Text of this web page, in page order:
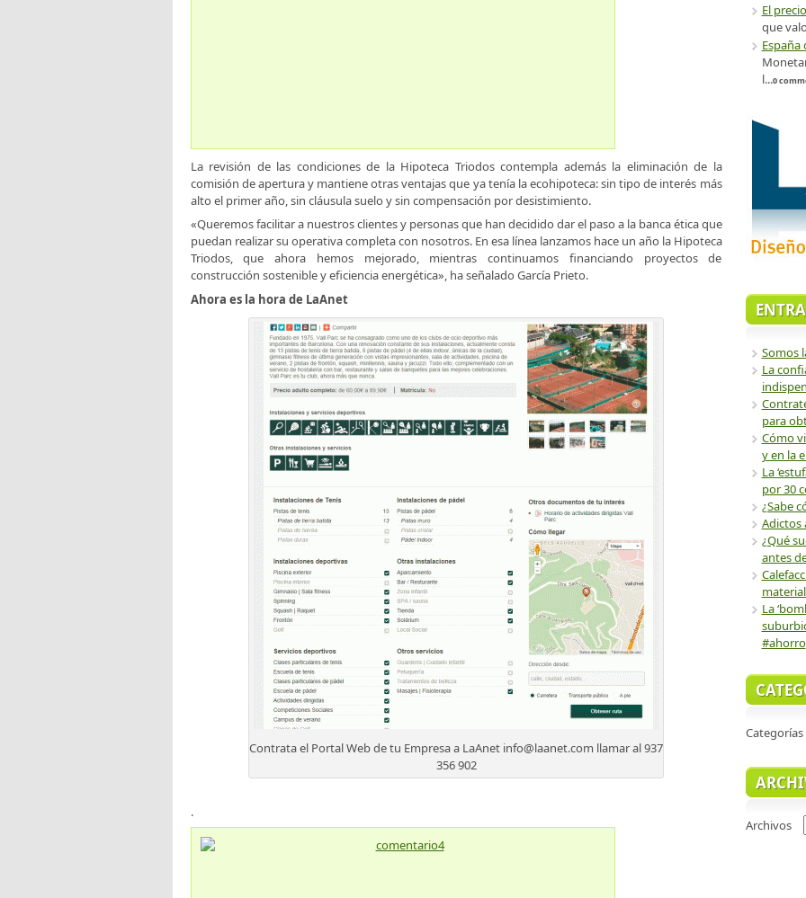
La revisión de las condiciones de la Hipoteca Triodos contempla además la eliminación de la
comisión de apertura y mantiene otras ventajas que ya tenía la ecohipoteca: sin tipo de interés más
alto el primer año, sin cláusula suelo y sin compensación por desistimiento.
«Queremos facilitar a nuestros clientes y personas que han decidido dar el paso a la banca ética que
puedan realizar su operativa completa con nosotros. En esa línea lanzamos hace un año la Hipoteca
Triodos, que ahora hemos mejorado, mientras continuamos financiando proyectos de
construcción sostenible y eficiencia energética», ha señalado García Prieto.
Ahora es la hora de LaAnet
Contrata el Portal Web de tu Empresa a LaAnet info@laanet.com llamar al 937
356 902
.
El
que
España
l...0
Somos
La
para
Cómo
y en la
La
por 30
¿Sabe
Adictos
¿Qué
antes
La
#ahorro
Categorías
Archivos